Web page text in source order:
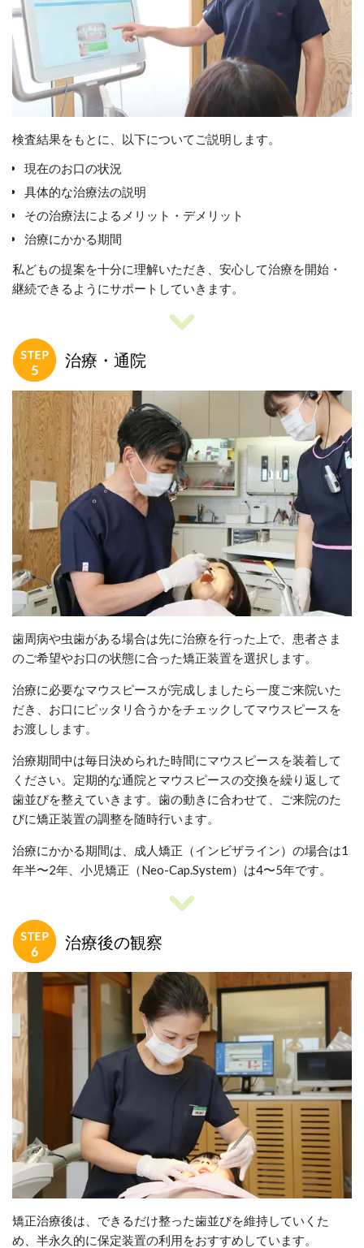
検査結果をもとに、以下についてご説明します。
現在のお口の状況
具体的な治療法の説明
その治療法によるメリット・デメリット
治療にかかる期間
私どもの提案を十分に理解いただき、安心して治療を開始・
継続できるようにサポートしていきます。
治療・通院
歯周病や虫歯がある場合は先に治療を行った上で、患者さま
のご希望やお口の状態に合った矯正装置を選択します。
治療に必要なマウスピースが完成しましたら一度ご来院いた
だき、お口にピッタリ合うかをチェックしてマウスピースを
お渡しします。
治療期間中は毎日決められた時間にマウスピースを装着して
ください。定期的な通院とマウスピースの交換を繰り返して
歯並びを整えていきます。歯の動きに合わせて、ご来院のた
びに矯正装置の調整を随時行います。
治療にかかる期間は、成人矯正（インビザライン）の場合は1
年半〜2年、小児矯正（Neo-Cap.System）は4〜5年です。
治療後の観察
矯正治療後は、できるだけ整った歯並びを維持していくた
め、半永久的に保定装置の利用をおすすめしています。